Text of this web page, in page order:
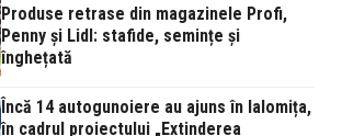
Produse retrase din magazinele Profi,
Penny și Lidl: stafide, semințe și
înghețată
Încă 14 autogunoiere au ajuns în Ialomița,
în cadrul proiectului „Extinderea